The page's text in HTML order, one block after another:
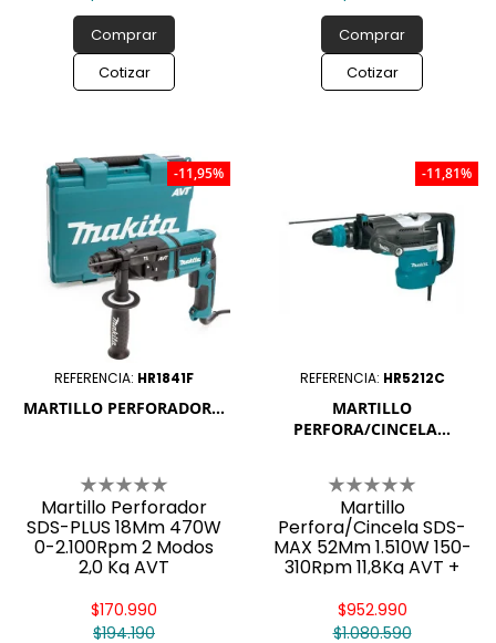
Comprar
Cotizar
Comprar
Cotizar
REFERENCIA: HR1841F
MARTILLO PERFORADOR...
Martillo Perforador
SDS-PLUS 18Mm 470W
0-2.100Rpm 2 Modos
2,0 Kg AVT
$194.190
$170.990
-11,95%
REFERENCIA: HR5212C
MARTILLO
PERFORA/CINCELA...
Martillo
Perfora/Cincela SDS-
MAX 52Mm 1.510W 150-
310Rpm 11,8Kg AVT +
$1.080.590
$952.990
-11,81%